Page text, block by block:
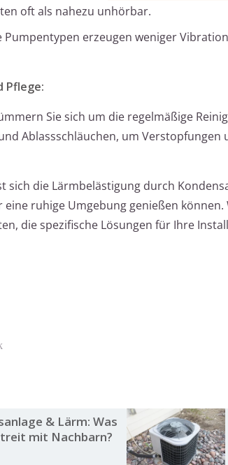
oft als nahezu unhörbar.
Pumpentypen erzeugen weniger
Pflege:
Sie sich um die regelmäßige
Ablassschläuchen, um Verstopfungen
sich die Lärmbelästigung durch
ruhige Umgebung genießen können.
die spezifische Lösungen für Ihre
& Lärm: Was
mit Nachbarn?